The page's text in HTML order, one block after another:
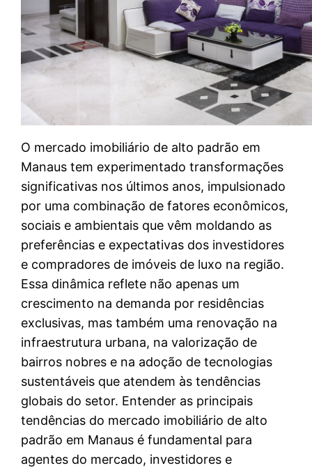
O mercado imobiliário de alto padrão em
Manaus tem experimentado transformações
significativas nos últimos anos, impulsionado
por uma combinação de fatores econômicos,
sociais e ambientais que vêm moldando as
preferências e expectativas dos investidores
e compradores de imóveis de luxo na região.
Essa dinâmica reflete não apenas um
crescimento na demanda por residências
exclusivas, mas também uma renovação na
infraestrutura urbana, na valorização de
bairros nobres e na adoção de tecnologias
sustentáveis que atendem às tendências
globais do setor. Entender as principais
tendências do mercado imobiliário de alto
padrão em Manaus é fundamental para
agentes do mercado, investidores e